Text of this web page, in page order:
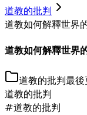
道教的批判
道教如何解釋世界
道教如何解釋世界
道教的批判最後
道教的批判
#道教的批判